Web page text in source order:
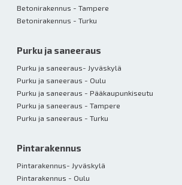
Betonirakennus - Tampere
Betonirakennus - Turku
Purku ja saneeraus
Purku ja saneeraus- Jyväskylä
Purku ja saneeraus - Oulu
Purku ja saneeraus - Pääkaupunkiseutu
Purku ja saneeraus - Tampere
Purku ja saneeraus - Turku
Pintarakennus
Pintarakennus- Jyväskylä
Pintarakennus - Oulu